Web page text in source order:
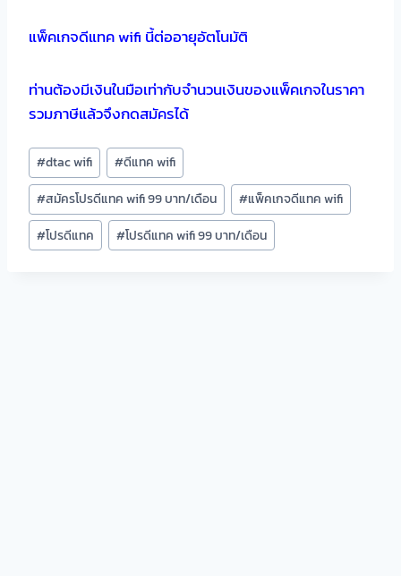
แพ็คเกจดีแทค wifi นี้ต่ออายุอัตโนมัติ
ท่านต้องมีเงินในมือเท่ากับจำนวนเงินของแพ็คเกจในราคา
รวมภาษีแล้วจึงกดสมัครได้
Post
Tags:
#dtac wifi #ดีแทค wifi
#สมัครโปรดีแทค wifi 99 บาท/เดือน #แพ็คเกจดีแทค wifi
#โปรดีแทค #โปรดีแทค wifi 99 บาท/เดือน